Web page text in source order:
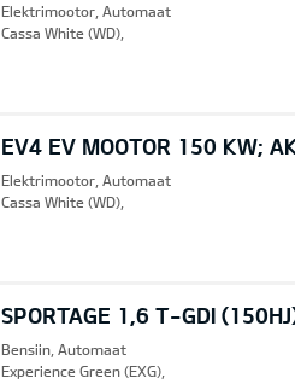
Elektrimootor, Automaat
Cassa White (WD),
EV4 EV MOOTOR 150 KW;
Elektrimootor, Automaat
Cassa White (WD),
SPORTAGE 1,6 T-GDI
Bensiin, Automaat
Experience Green (EXG),